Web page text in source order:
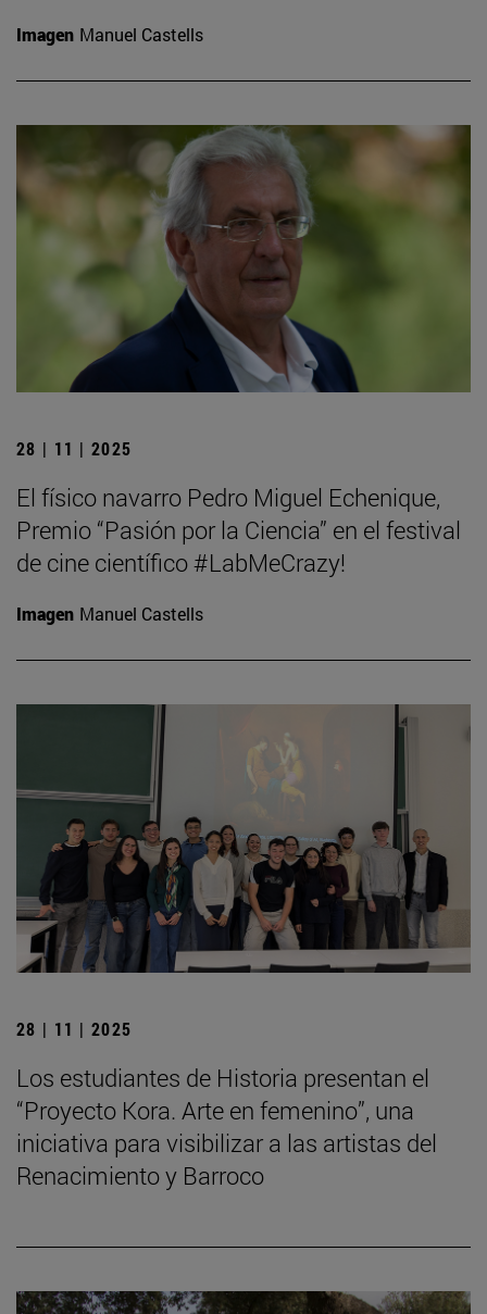
Imagen Manuel Castells
28 | 11 | 2025
El físico navarro Pedro Miguel Echenique,
Premio “Pasión por la Ciencia” en el festival
de cine científico #LabMeCrazy!
Imagen Manuel Castells
28 | 11 | 2025
Los estudiantes de Historia presentan el
“Proyecto Kora. Arte en femenino”, una
iniciativa para visibilizar a las artistas del
Renacimiento y Barroco